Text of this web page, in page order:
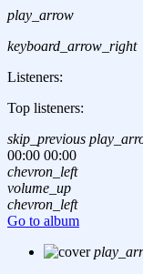
play_arrow
keyboard_arrow_right
Listeners:
Top listeners:
skip_previous
00:00 00:00
chevron_left
volume_up
chevron_left
Go to album